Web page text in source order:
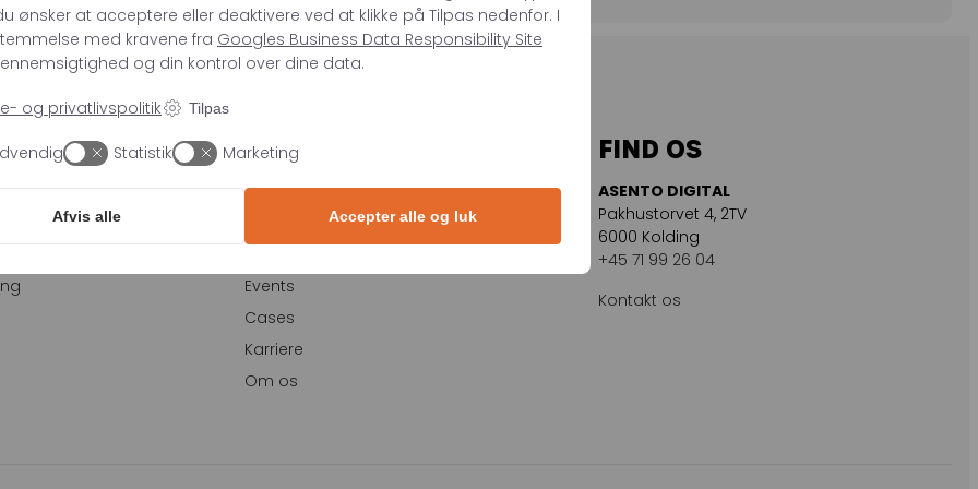
VIDEN
Blog
Events
Cases
Karriere
Om os
FIND OS
ASENTO DIGITAL
Pakhustorvet 4, 2TV
6000 Kolding
+45 71 99 26 04
Kontakt os
ønsker at acceptere eller deaktivere ved at klikke på Tilpas nedenfor. I
med kravene fra Googles Business Data Responsibility Site
og din kontrol over dine data.
og privatlivspolitik Tilpas
Statistik Marketing
Afvis alle Accepter alle og luk